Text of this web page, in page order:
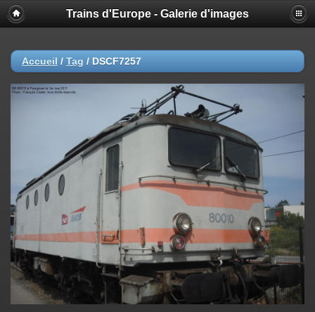
Trains d'Europe - Galerie d'images
Accueil / Tag / DSCF7257